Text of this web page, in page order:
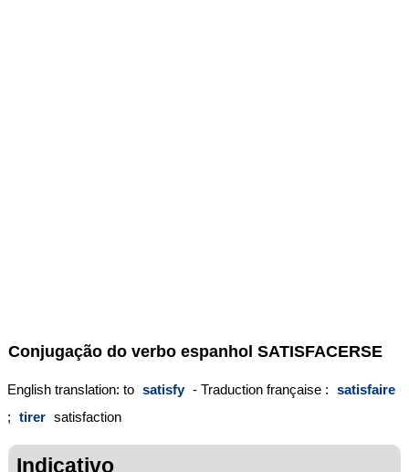
Conjugação do verbo espanhol SATISFACERSE
English translation: to satisfy - Traduction française : satisfaire
; tirer satisfaction
Indicativo